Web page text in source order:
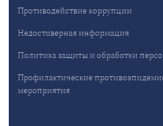
Противодействие коррупции
Недостоверная информация
Политика защиты и обработки
Профилактические
мероприятия